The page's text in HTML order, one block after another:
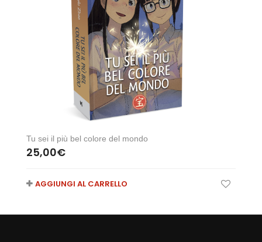
Tu sei il più bel colore del mondo
25,00€
AGGIUNGI AL CARRELLO